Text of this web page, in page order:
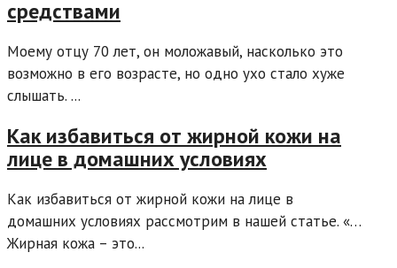
средствами
Моему отцу 70 лет, он моложавый, насколько это
возможно в его возрасте, но одно ухо стало хуже
слышать. ...
Как избавиться от жирной кожи на
лице в домашних условиях
Как избавиться от жирной кожи на лице в
домашних условиях рассмотрим в нашей статье. «…
Жирная кожа – это...